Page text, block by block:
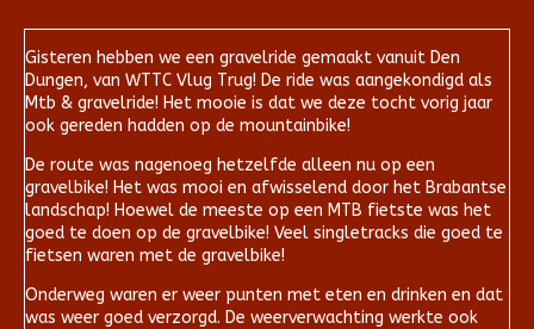
Gisteren hebben we een gravelride gemaakt vanuit Den
Dungen, van WTTC Vlug Trug! De ride was aangekondigd als
Mtb & gravelride! Het mooie is dat we deze tocht vorig jaar
ook gereden hadden op de mountainbike!
De route was nagenoeg hetzelfde alleen nu op een
gravelbike! Het was mooi en afwisselend door het Brabantse
landschap! Hoewel de meeste op een MTB fietste was het
goed te doen op de gravelbike! Veel singletracks die goed te
fietsen waren met de gravelbike!
Onderweg waren er weer punten met eten en drinken en dat
was weer goed verzorgd. De weerverwachting werkte ook